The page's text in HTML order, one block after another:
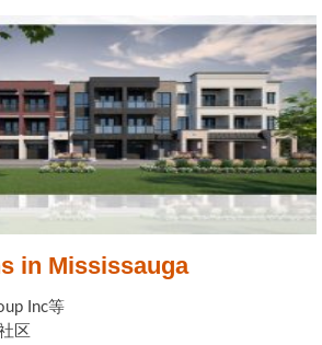
in Mississauga
Inc等
区